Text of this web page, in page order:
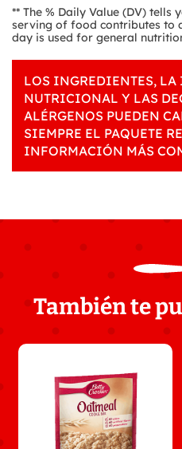
** The % Daily Value (DV) tells
serving of food contributes to
day is used for general
LOS INGREDIENTES,
NUTRICIONAL Y LAS
ALÉRGENOS PUEDEN
SIEMPRE EL PAQUETE
INFORMACIÓN MÁS
También te